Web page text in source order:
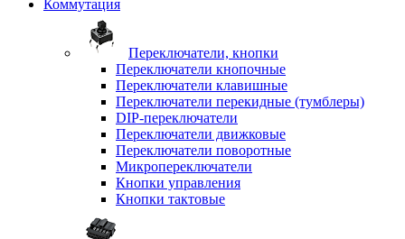
Коммутация
Переключатели, кнопки
Переключатели кнопочные
Переключатели клавишные
Переключатели перекидные (тумблеры)
DIP-переключатели
Переключатели движковые
Переключатели поворотные
Микропереключатели
Кнопки управления
Кнопки тактовые